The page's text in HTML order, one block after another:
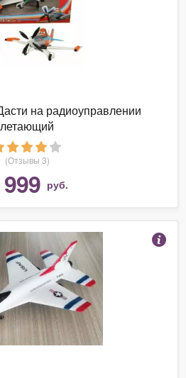
на радиоуправлении
летающий
(Отзывы 3)
999 руб.